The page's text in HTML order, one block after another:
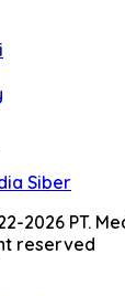
Siber
2026 PT.
reserved